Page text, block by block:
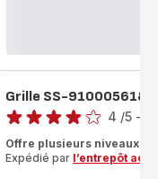
Grille SS-9100056182
Note
4
étoiles
4 /5 -
Offre plusieurs niveaux
Expédié par l’entrepôt